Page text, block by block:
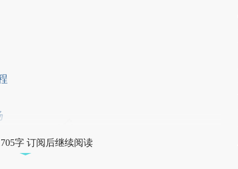
字 订阅后继续阅读